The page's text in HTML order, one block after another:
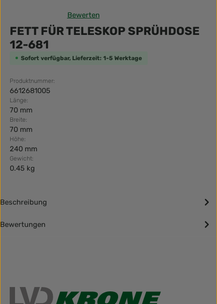
Durchschnittliche Bewertung von 0 von 5 Sternen
Bewerten
FETT FÜR TELESKOP SPRÜHDOSE
12-681
Sofort verfügbar, Lieferzeit: 1-5 Werktage
Produktnummer:
6612681005
Länge:
70 mm
Breite:
70 mm
Höhe:
240 mm
Gewicht:
0.45 kg
Beschreibung
Bewertungen